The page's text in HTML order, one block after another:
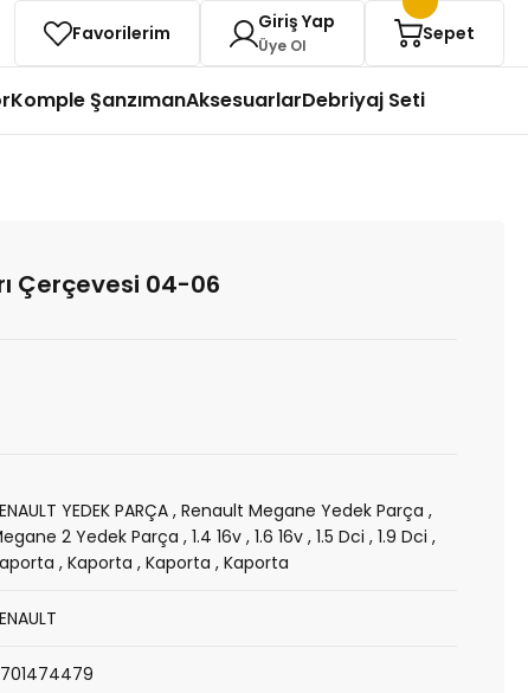
Favorilerim Giriş Yap
Üye Ol
Sepet
Komple ŞanzımanAksesuarlarDebriyaj Seti
Çerçevesi 04-06
YEDEK PARÇA ,Renault Megane Yedek Parça ,
2 Yedek Parça ,1.4 16v ,1.6 16v ,1.5 Dci ,1.9 Dci ,
,Kaporta ,Kaporta ,Kaporta